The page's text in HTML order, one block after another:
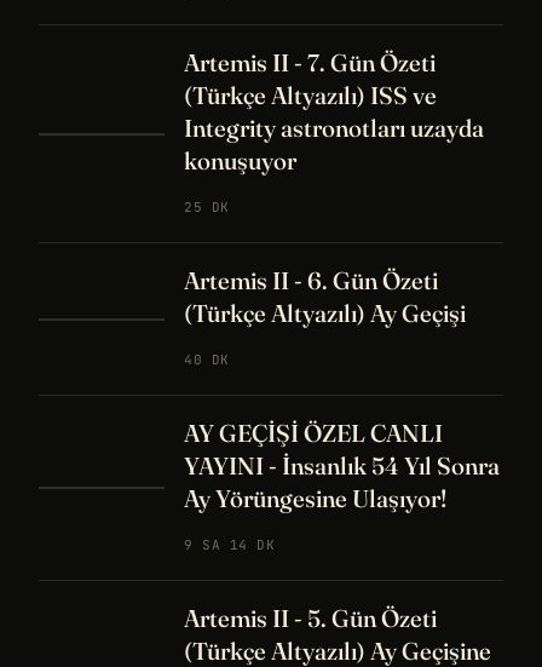
Artemis II - 7. Gün Özeti
(Türkçe Altyazılı) ISS ve
Integrity astronotları uzayda
konuşuyor
25 DK
Artemis II - 6. Gün Özeti
(Türkçe Altyazılı) Ay Geçişi
40 DK
AY GEÇİŞİ ÖZEL CANLI
YAYINI - İnsanlık 54 Yıl Sonra
Ay Yörüngesine Ulaşıyor!
9 SA 14 DK
Artemis II - 5. Gün Özeti
(Türkçe Altyazılı) Ay Geçişine